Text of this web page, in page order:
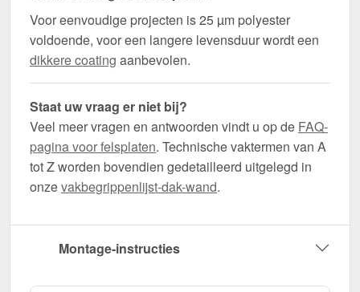
Voor eenvoudige projecten is 25 µm polyester
voldoende, voor een langere levensduur wordt een
dikkere coating aanbevolen.
Staat uw vraag er niet bij?
Veel meer vragen en antwoorden vindt u op de FAQ-
pagina voor felsplaten. Technische vaktermen van A
tot Z worden bovendien gedetailleerd uitgelegd in
onzevakbegrippenlijst-dak-wand.
Montage-instructies